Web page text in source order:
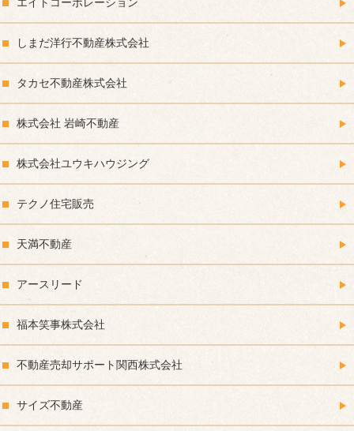
しまだ洋行不動産株式会社
タカセ不動産株式会社
株式会社 岩崎不動産
株式会社ユウキハウジング
テクノ住宅販売
天満不動産
アースリード
福本笑事株式会社
不動産売却サポート関西株式会社
サイズ不動産